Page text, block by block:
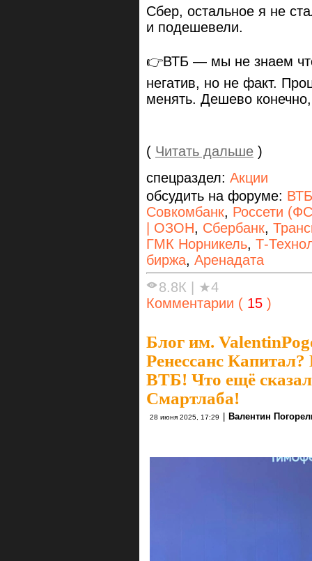
Сбер, остальное я не
и подешевели.
👉ВТБ — мы не знаем
негатив, но не факт.
менять. Дешево
( Читать дальше )
спецраздел: Акции
обсудить на форуме: ВТБ
Совкомбанк, Россети
| ОЗОН, Сбербанк,
ГМК Норникель, Т-
биржа, Аренадата
8.8К
★4
Комментарии ( 15 )
Блог им.
Ренессанс
ВТБ! Что ещё
Смартлаба!
28 июня 2025, 17:29 Валентин